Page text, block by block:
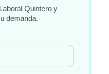
Quintero y
demanda.